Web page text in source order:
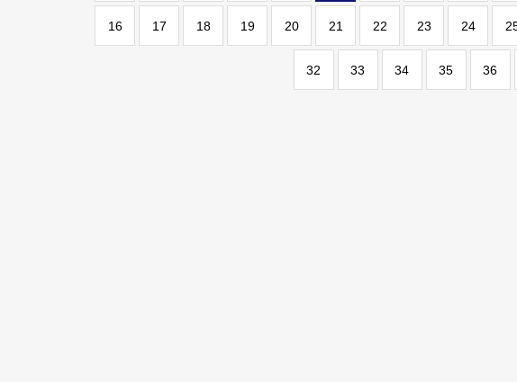
16 17 18 19 20 21 22 23 24
32 33 34 35 36